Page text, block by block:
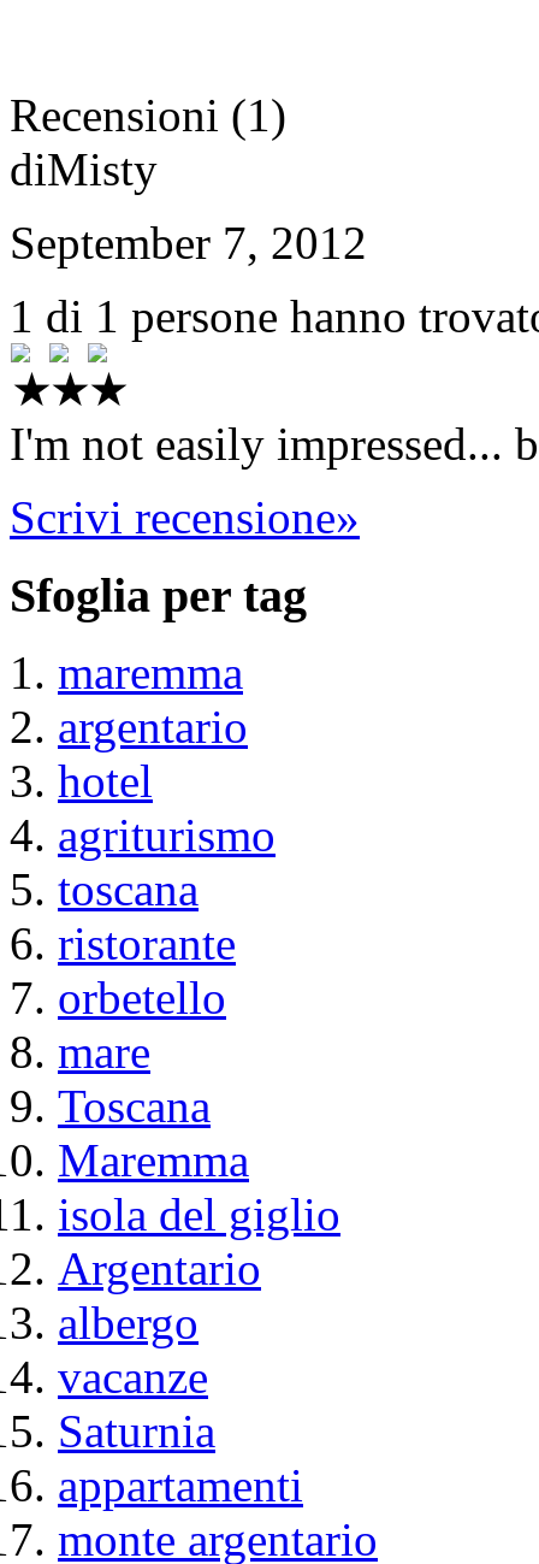
Recensioni (1)
diMisty
September 7, 2012
1 di 1 persone hanno
I'm not easily impressed...
Scrivi recensione»
Sfoglia per tag
maremma
argentario
hotel
agriturismo
toscana
ristorante
orbetello
mare
Toscana
Maremma
isola del giglio
Argentario
albergo
vacanze
Saturnia
appartamenti
monte argentario